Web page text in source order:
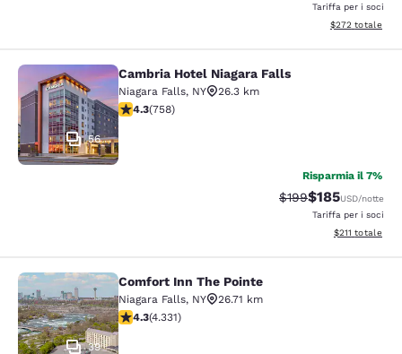
Tariffa per i soci
Visualizza i
$272 totale
Cambria Hotel Niagara Falls
56
Cambria Hotel Niagara Falls
Niagara Falls, NY
26.3 km
Valutazione di 4.26 stelle. Ottimo. 758 recensioni
4.3(758)
Risparmia il 7%
Tariffa di barratura:
$199Tariffa
$185USD/notte
Tariffa per i soci
Visualizza i
$211 totale
Comfort Inn The Pointe
39
Comfort Inn The Pointe
Niagara Falls, NY
26.71 km
Valutazione di 4.3 stelle. Ottimo. 4331 recensioni
4.3(4.331)